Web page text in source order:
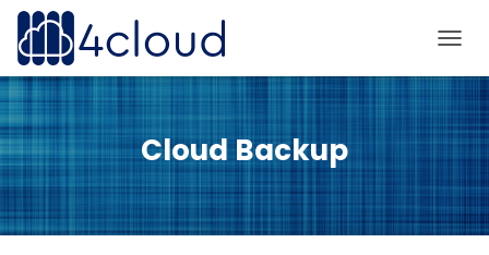
A
I
G
A
O
N
Cloud Backup